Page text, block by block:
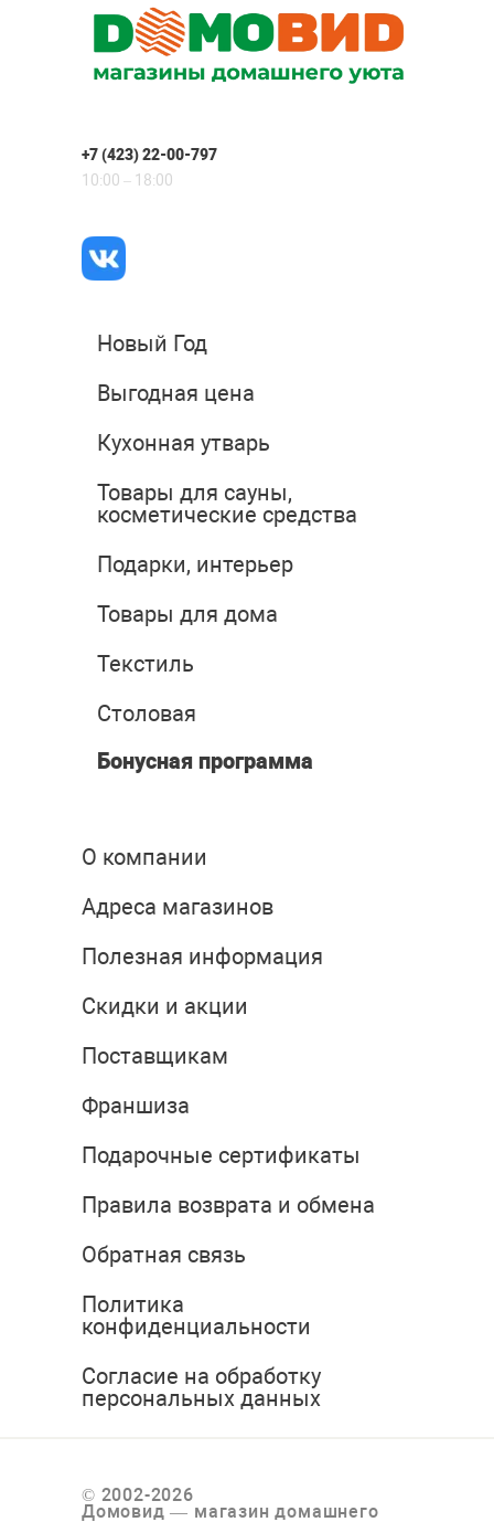
+7 (423) 22-00-797
10:00 – 18:00
Новый Год
Выгодная цена
Кухонная утварь
Товары для сауны,
косметические средства
Подарки, интерьер
Товары для дома
Текстиль
Столовая
Бонусная программа
О компании
Адреса магазинов
Полезная информация
Скидки и акции
Поставщикам
Франшиза
Подарочные сертификаты
Правила возврата и обмена
Обратная связь
Политика
конфиденциальности
Согласие на обработку
персональных данных
© 2002-2026
Домовид — магазин домашнего